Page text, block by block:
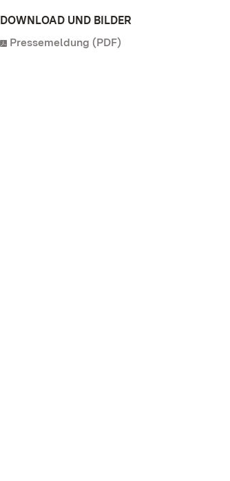
DOWNLOAD UND BILDER
Pressemeldung (PDF)